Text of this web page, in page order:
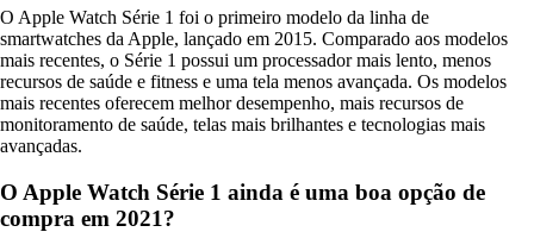
O Apple Watch Série 1 foi o primeiro modelo da linha de
smartwatches da Apple, lançado em 2015. Comparado aos modelos
mais recentes, o Série 1 possui um processador mais lento, menos
recursos de saúde e fitness e uma tela menos avançada. Os modelos
mais recentes oferecem melhor desempenho, mais recursos de
monitoramento de saúde, telas mais brilhantes e tecnologias mais
avançadas.
O Apple Watch Série 1 ainda é uma boa opção de
compra em 2021?